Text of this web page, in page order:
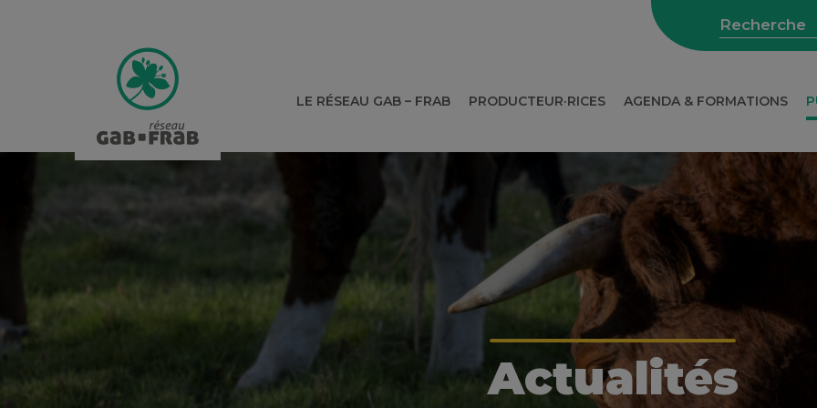
LE RÉSEAU GAB – FRAB PRODUCTEUR·RICES AGENDA & FORMATIONS
Actualités